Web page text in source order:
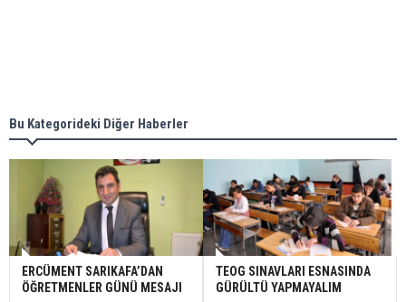
Bu Kategorideki Diğer Haberler
ERCÜMENT SARIKAFA’DAN
ÖĞRETMENLER GÜNÜ MESAJI
TEOG SINAVLARI ESNASINDA
GÜRÜLTÜ YAPMAYALIM